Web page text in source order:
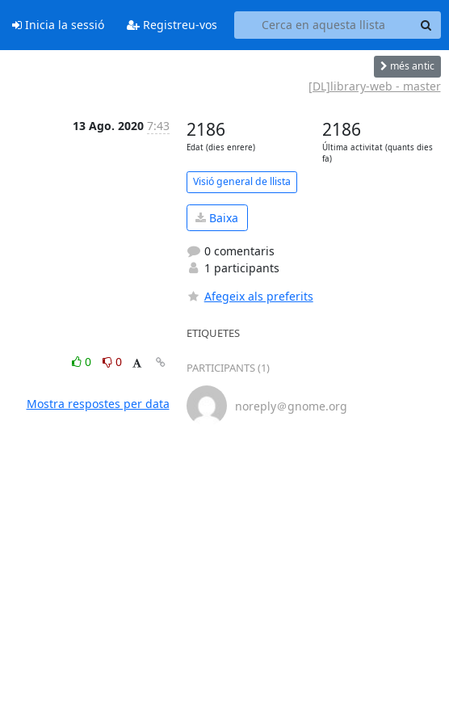
Inicia la sessió Registreu-vos
més antic
[DL]library-web - master
13 Ago. 2020 7:43
0
0
Mostra respostes per data
2186
Edat (dies enrere)
2186
Última activitat (quants dies
fa)
Visió general de llista
Baixa
0 comentaris
1 participants
Afegeix als preferits
ETIQUETES
PARTICIPANTS (1)
noreply＠gnome.org